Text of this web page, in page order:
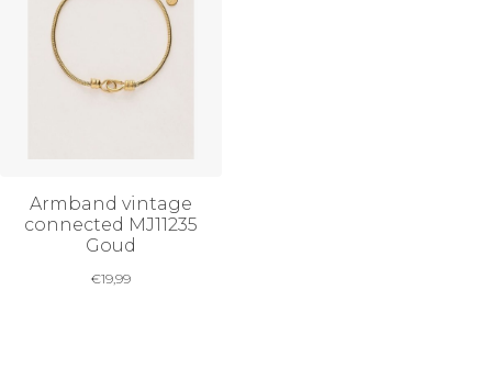
Armband vintage
connected MJ11235
Goud
€19,99